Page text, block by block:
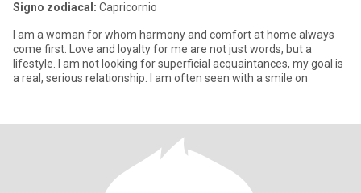
Signo zodiacal: Capricornio
I am a woman for whom harmony and comfort at home always
come first. Love and loyalty for me are not just words, but a
lifestyle. I am not looking for superficial acquaintances, my goal is
a real, serious relationship. I am often seen with a smile on